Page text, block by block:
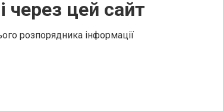
через цей сайт
розпорядника інформації